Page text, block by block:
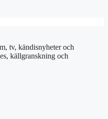
tv, kändisnyheter och
källgranskning och